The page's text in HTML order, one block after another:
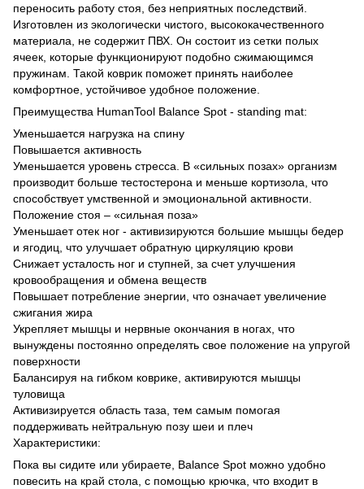
переносить работу стоя, без неприятных последствий.
Изготовлен из экологически чистого, высококачественного
материала, не содержит ПВХ. Он состоит из сетки полых
ячеек, которые функционируют подобно сжимающимся
пружинам. Такой коврик поможет принять наиболее
комфортное, устойчивое удобное положение.
Преимущества HumanTool Balance Spot - standing mat:
Уменьшается нагрузка на спину
Повышается активность
Уменьшается уровень стресса. В «сильных позах» организм
производит больше тестостерона и меньше кортизола, что
способствует умственной и эмоциональной активности.
Положение стоя – «сильная поза»
Уменьшает отек ног - активизируются большие мышцы бедер
и ягодиц, что улучшает обратную циркуляцию крови
Снижает усталость ног и ступней, за счет улучшения
кровообращения и обмена веществ
Повышает потребление энергии, что означает увеличение
сжигания жира
Укрепляет мышцы и нервные окончания в ногах, что
вынуждены постоянно определять свое положение на упругой
поверхности
Балансируя на гибком коврике, активируются мышцы
туловища
Активизируется область таза, тем самым помогая
поддерживать нейтральную позу шеи и плеч
Характеристики:
Пока вы сидите или убираете, Balance Spot можно удобно
повесить на край стола, с помощью крючка, что входит в